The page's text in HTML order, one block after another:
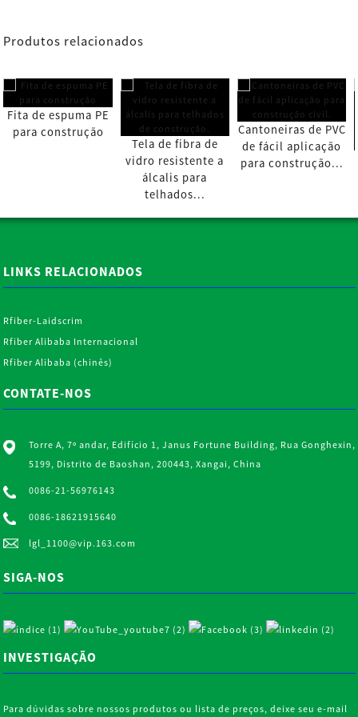
Produtos relacionados
Fita de espuma PE
para construção
Tela de fibra de
vidro resistente a
álcalis para
telhados...
Cantoneiras de PVC
de fácil aplicação
para construção...
LINKS RELACIONADOS
Rfiber-Laidscrim
Rfiber Alibaba Internacional
Rfiber Alibaba (chinês)
CONTATE-NOS
Torre A, 7º andar, Edifício 1, Janus Fortune Building, Rua Gonghexin,
5199, Distrito de Baoshan, 200443, Xangai, China
0086-21-56976143
0086-18621915640
lgl_1100@vip.163.com
SIGA-NOS
INVESTIGAÇÃO
Para dúvidas sobre nossos produtos ou lista de preços, deixe seu e-mail